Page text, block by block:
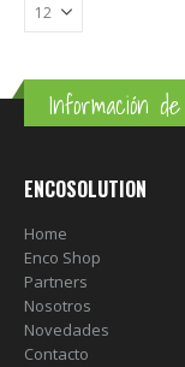
Información
ENCOSOLUTION
Home
Enco Shop
Partners
Nosotros
Novedades
Contacto